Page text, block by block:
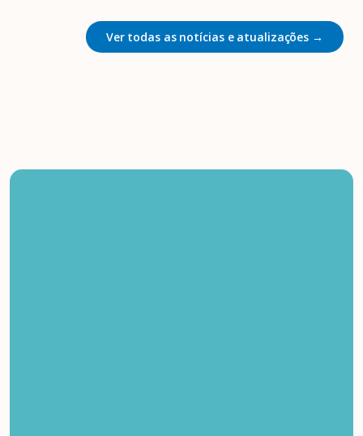
Ver todas as notícias e atualizações →